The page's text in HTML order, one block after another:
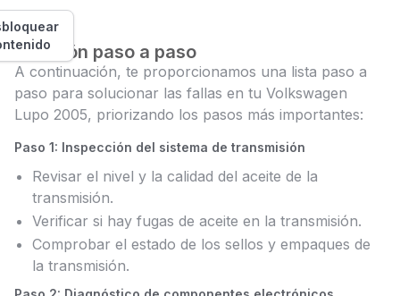
Solución paso a paso
A continuación, te proporcionamos una lista paso a
paso para solucionar las fallas en tu Volkswagen
Lupo 2005, priorizando los pasos más importantes:
Paso 1: Inspección del sistema de transmisión
Revisar el nivel y la calidad del aceite de la
transmisión.
Verificar si hay fugas de aceite en la transmisión.
Comprobar el estado de los sellos y empaques de
la transmisión.